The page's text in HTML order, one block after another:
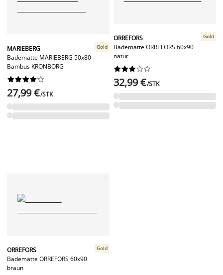
MARIEBERG
Badematte MARIEBERG 50x80
Bambus KRONBORG
Gold






27,99 €/STK
ORREFORS
Badematte ORREFORS 60x90
natur
Gold






32,99 €/STK
ORREFORS
Badematte ORREFORS 60x90
braun
Gold